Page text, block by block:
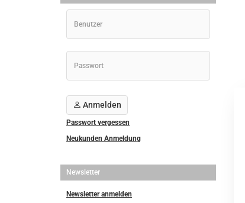
Anmelden
Passwort vergessen
Neukunden Anmeldung
Newsletter
Newsletter anmelden